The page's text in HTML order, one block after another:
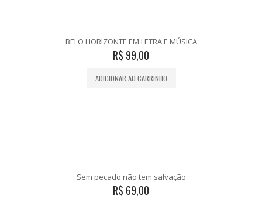
BELO HORIZONTE EM LETRA E MÚSICA
R$ 99,00
ADICIONAR AO CARRINHO
Sem pecado não tem salvação
R$ 69,00